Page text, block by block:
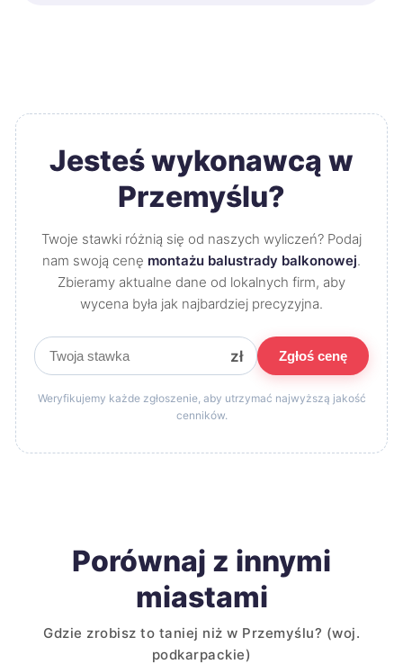
Jesteś wykonawcą w
Przemyślu?
Twoje stawki różnią się od naszych wyliczeń? Podaj
nam swoją cenę montażu balustrady balkonowej.
Zbieramy aktualne dane od lokalnych firm, aby
wycena była jak najbardziej precyzyjna.
zł Zgłoś cenę
Weryfikujemy każde zgłoszenie, aby utrzymać najwyższą jakość
cenników.
Porównaj z innymi
miastami
Gdzie zrobisz to taniej niż w Przemyślu? (woj.
podkarpackie)